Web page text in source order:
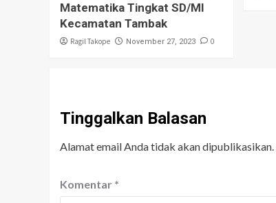
Matematika Tingkat SD/MI
Kecamatan Tambak
Ragil Takope November 27, 2023 0
Tinggalkan Balasan
Alamat email Anda tidak akan dipublikasikan.
Komentar *